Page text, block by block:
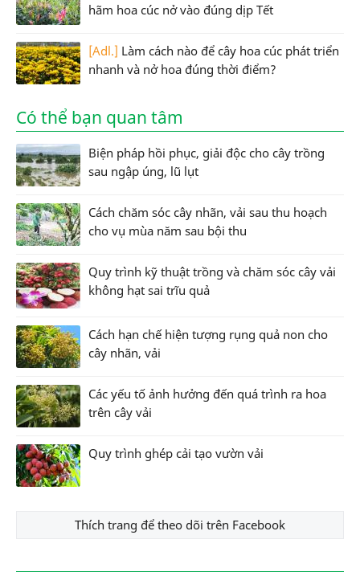
hãm hoa cúc nở vào đúng dịp Tết
[Adl.] Làm cách nào để cây hoa cúc phát triển
nhanh và nở hoa đúng thời điểm?
Có thể bạn quan tâm
Biện pháp hồi phục, giải độc cho cây trồng
sau ngập úng, lũ lụt
Cách chăm sóc cây nhãn, vải sau thu hoạch
cho vụ mùa năm sau bội thu
Quy trình kỹ thuật trồng và chăm sóc cây vải
không hạt sai trĩu quả
Cách hạn chế hiện tượng rụng quả non cho
cây nhãn, vải
Các yếu tố ảnh hưởng đến quá trình ra hoa
trên cây vải
Quy trình ghép cải tạo vườn vải
Thích trang để theo dõi trên Facebook